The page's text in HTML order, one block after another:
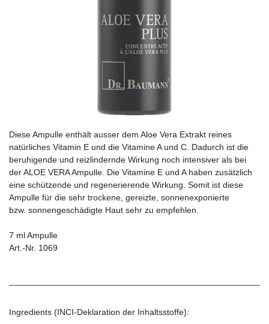
Diese Ampulle enthält ausser dem Aloe Vera Ex­trakt reines
natürliches Vitamin E und die Vitamine A und C. Dadurch ist die
beruhigende und reizlindernde Wirkung noch intensiver als bei
der ALOE VERA Ampulle. Die Vitamine E und A haben zusätzlich
eine schützende und regenerierende Wirkung. Somit ist diese
Ampulle für die sehr trockene, gereizte, sonnenexponierte
bzw. sonnengeschädigte Haut sehr zu empfehlen.
7 ml Ampulle
Art.-Nr. 1069
Ingredients (INCI-Deklaration der Inhaltsstoffe):